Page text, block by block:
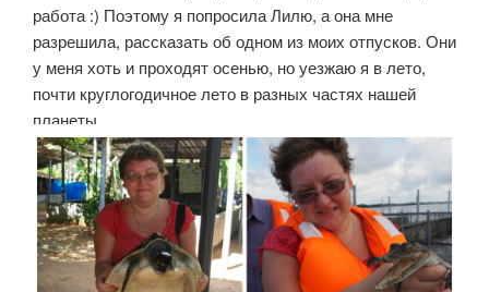
работа :) Поэтому я попросила Лилю, а она мне
разрешила, рассказать об одном из моих отпусков. Они
у меня хоть и проходят осенью, но уезжаю я в лето,
почти круглогодичное лето в разных частях нашей
планеты.